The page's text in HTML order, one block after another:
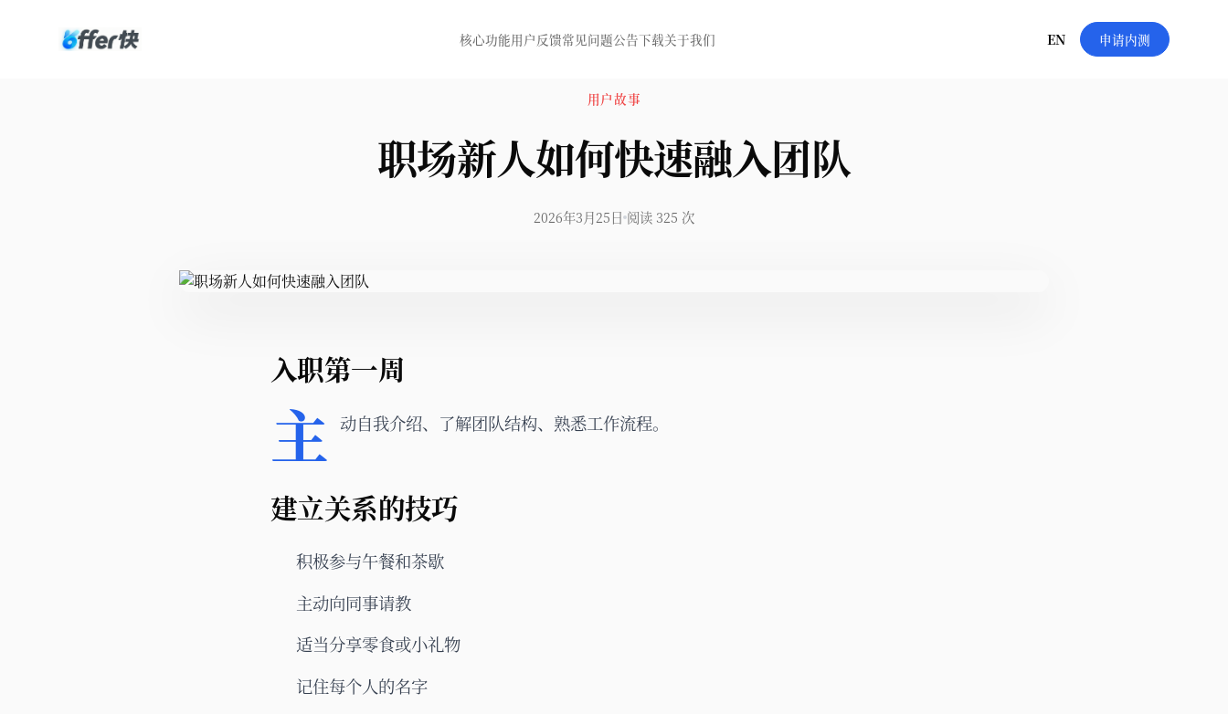
核心功能用户反馈常见问题公告下载关于我们 EN 申请内测
用户故事
职场新人如何快速融入团队
2026年3月25日 阅读 325 次
入职第一周
主 动自我介绍、了解团队结构、熟悉工作流程。
建立关系的技巧
积极参与午餐和茶歇
主动向同事请教
适当分享零食或小礼物
记住每个人的名字